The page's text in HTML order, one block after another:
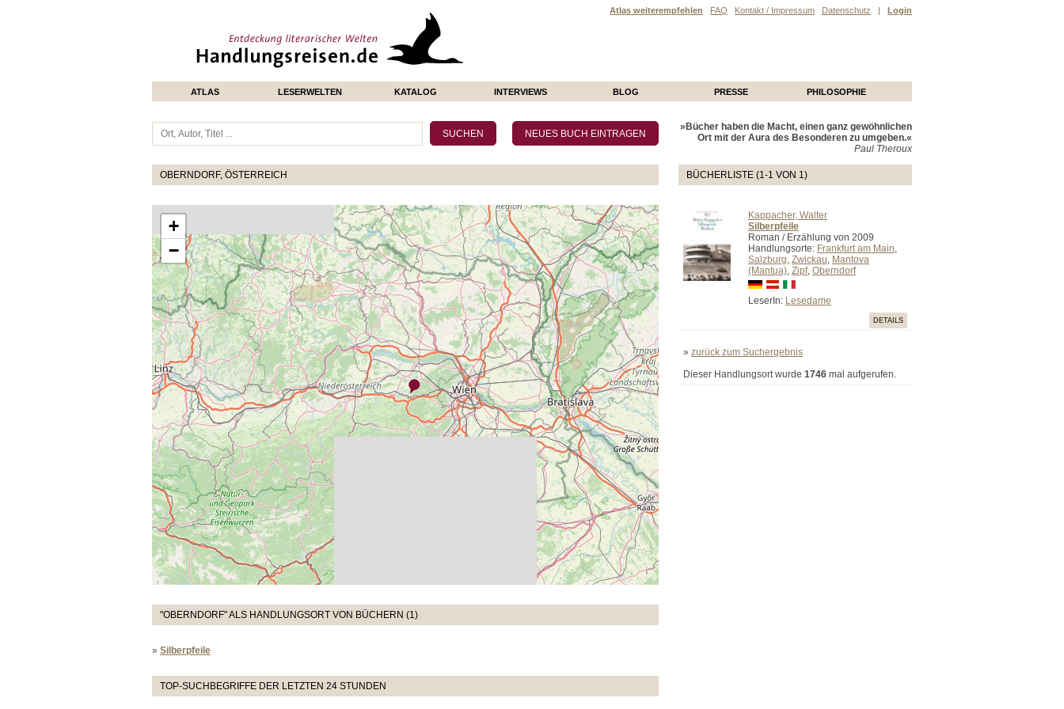
Atlas weiterempfehlen FAQ Kontakt / Impressum Datenschutz | Login
ATLAS LESERWELTEN KATALOG INTERVIEWS BLOG PRESSE PHILOSOPHIE
OBERNDORF, ÖSTERREICH
+
−
"OBERNDORF" ALS HANDLUNGSORT VON BÜCHERN (1)
» Silberpfeile
TOP-SUCHBEGRIFFE DER LETZTEN 24 STUNDEN
»Bücher haben die Macht, einen ganz gewöhnlichen
Ort mit der Aura des Besonderen zu umgeben.«
Paul Theroux
BÜCHERLISTE (1-1 VON 1)
Kappacher, Walter
Silberpfeile
Roman / Erzählung von 2009
Handlungsorte: Frankfurt am Main,
Salzburg, Zwickau, Mantova
(Mantua), Zipf, Oberndorf
LeserIn: Lesedame
DETAILS
» zurück zum Suchergebnis
Dieser Handlungsort wurde 1746 mal aufgerufen.